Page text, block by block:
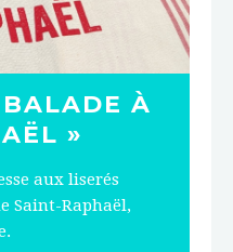
À
»
aux liserés
Saint-Raphaël,